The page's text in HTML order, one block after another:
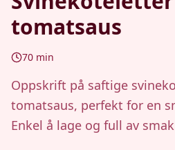
tomatsaus
70 min
Oppskrift på saftige
tomatsaus, perfekt for en
Enkel å lage og full av